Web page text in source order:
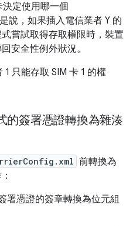
定使用哪一個
說，如果插入電信業者 Y 的
嘗試取得存取權限時，裝置
安全性例外狀況。
只能存取 SIM 卡 1 的權
的簽署憑證轉換為雜湊
前轉換為
署憑證的簽章轉換為位元組